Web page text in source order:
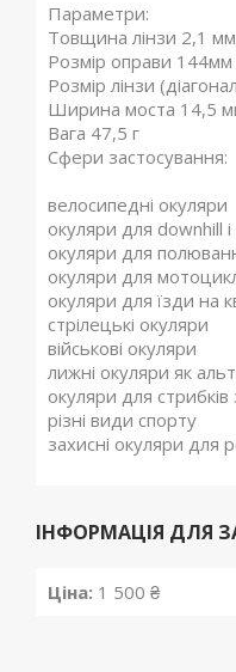
Параметри:
Товщина лінзи 2,1 мм
Розмір оправи 144мм
Розмір лінзи
Ширина моста 14,5
Вага 47,5 г
Сфери застосування:
велосипедні окуляри
окуляри для downhill і
окуляри для
окуляри для
окуляри для їзди на
стрілецькі окуляри
військові окуляри
лижні окуляри як
окуляри для
різні види спорту
захисні окуляри для
ІНФОРМАЦІЯ ДЛЯ
Ціна: 1 500 ₴